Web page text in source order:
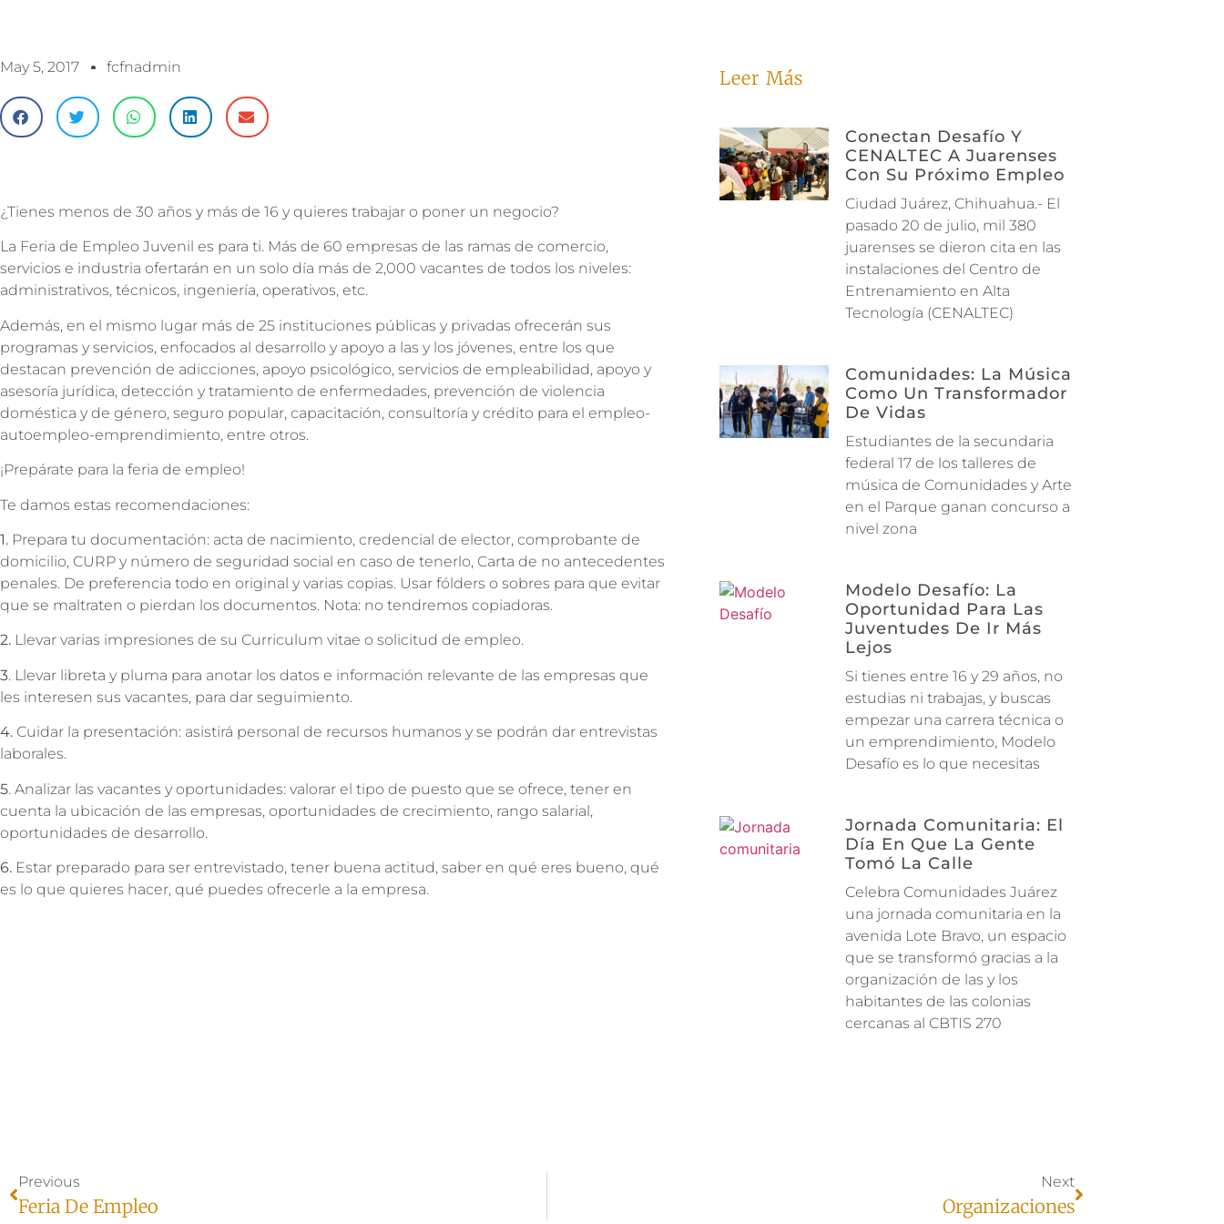
May 5, 2017 fcfnadmin
¿Tienes menos de 30 años y más de 16 y quieres trabajar o poner un negocio?
La Feria de Empleo Juvenil es para ti. Más de 60 empresas de las ramas de comercio,
servicios e industria ofertarán en un solo día más de 2,000 vacantes de todos los niveles:
administrativos, técnicos, ingeniería, operativos, etc.
Además, en el mismo lugar más de 25 instituciones públicas y privadas ofrecerán sus
programas y servicios, enfocados al desarrollo y apoyo a las y los jóvenes, entre los que
destacan prevención de adicciones, apoyo psicológico, servicios de empleabilidad, apoyo y
asesoría jurídica, detección y tratamiento de enfermedades, prevención de violencia
doméstica y de género, seguro popular, capacitación, consultoría y crédito para el empleo-
autoempleo-emprendimiento, entre otros.
¡Prepárate para la feria de empleo!
Te damos estas recomendaciones:
1. Prepara tu documentación: acta de nacimiento, credencial de elector, comprobante de
domicilio, CURP y número de seguridad social en caso de tenerlo, Carta de no antecedentes
penales. De preferencia todo en original y varias copias. Usar fólders o sobres para que evitar
que se maltraten o pierdan los documentos. Nota: no tendremos copiadoras.
2. Llevar varias impresiones de su Curriculum vitae o solicitud de empleo.
3. Llevar libreta y pluma para anotar los datos e información relevante de las empresas que
les interesen sus vacantes, para dar seguimiento.
4. Cuidar la presentación: asistirá personal de recursos humanos y se podrán dar entrevistas
laborales.
5. Analizar las vacantes y oportunidades: valorar el tipo de puesto que se ofrece, tener en
cuenta la ubicación de las empresas, oportunidades de crecimiento, rango salarial,
oportunidades de desarrollo.
6. Estar preparado para ser entrevistado, tener buena actitud, saber en qué eres bueno, qué
es lo que quieres hacer, qué puedes ofrecerle a la empresa.
Leer Más
Conectan Desafío Y
CENALTEC A Juarenses
Con Su Próximo Empleo
Ciudad Juárez, Chihuahua.- El
pasado 20 de julio, mil 380
juarenses se dieron cita en las
instalaciones del Centro de
Entrenamiento en Alta
Tecnología (CENALTEC)
Comunidades: La Música
Como Un Transformador
De Vidas
Estudiantes de la secundaria
federal 17 de los talleres de
música de Comunidades y Arte
en el Parque ganan concurso a
nivel zona
Modelo Desafío: La
Oportunidad Para Las
Juventudes De Ir Más
Lejos
Si tienes entre 16 y 29 años, no
estudias ni trabajas, y buscas
empezar una carrera técnica o
un emprendimiento, Modelo
Desafío es lo que necesitas
Jornada Comunitaria: El
Día En Que La Gente
Tomó La Calle
Celebra Comunidades Juárez
una jornada comunitaria en la
avenida Lote Bravo, un espacio
que se transformó gracias a la
organización de las y los
habitantes de las colonias
cercanas al CBTIS 270
Previous
Feria De Empleo
Next
Organizaciones